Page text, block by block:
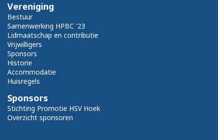
Vereniging
Bestuur
Samenwerking HPBC '23
Lidmaatschap en contributie
Vrijwilligers
Sponsors
Historie
Accommodatie
Huisregels
Sponsors
Stichting Promotie HSV Hoek
Overzicht sponsoren